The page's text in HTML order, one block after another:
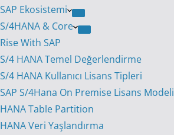
SAP Ekosistemi
S/4HANA & Core
Rise With SAP
S/4 HANA Temel Değerlendirme
S/4 HANA Kullanıcı Lisans Tipleri
SAP S/4Hana On Premise Lisans Modeli
HANA Table Partition
HANA Veri Yaşlandırma